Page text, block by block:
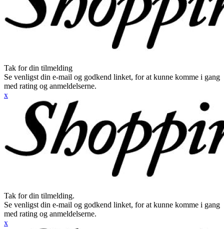
Tak for din tilmelding
Se venligst din e-mail og godkend linket, for at kunne komme i gang
med rating og anmeldelserne.
x
Tak for din tilmelding.
Se venligst din e-mail og godkend linket, for at kunne komme i gang
med rating og anmeldelserne.
x